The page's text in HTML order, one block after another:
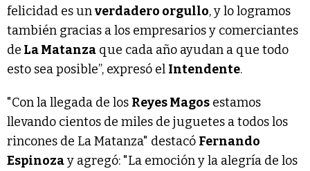
felicidad es unverdadero orgullo, y lo logramos
también gracias a los empresarios y comerciantes
de La Matanza que cada año ayudan a que todo
esto sea posible”, expresó el Intendente.
"Con la llegada de los Reyes Magos estamos
llevando cientos de miles de juguetes a todos los
rincones de La Matanza" destacó Fernando
Espinozay agregó: "La emoción y la alegría de los